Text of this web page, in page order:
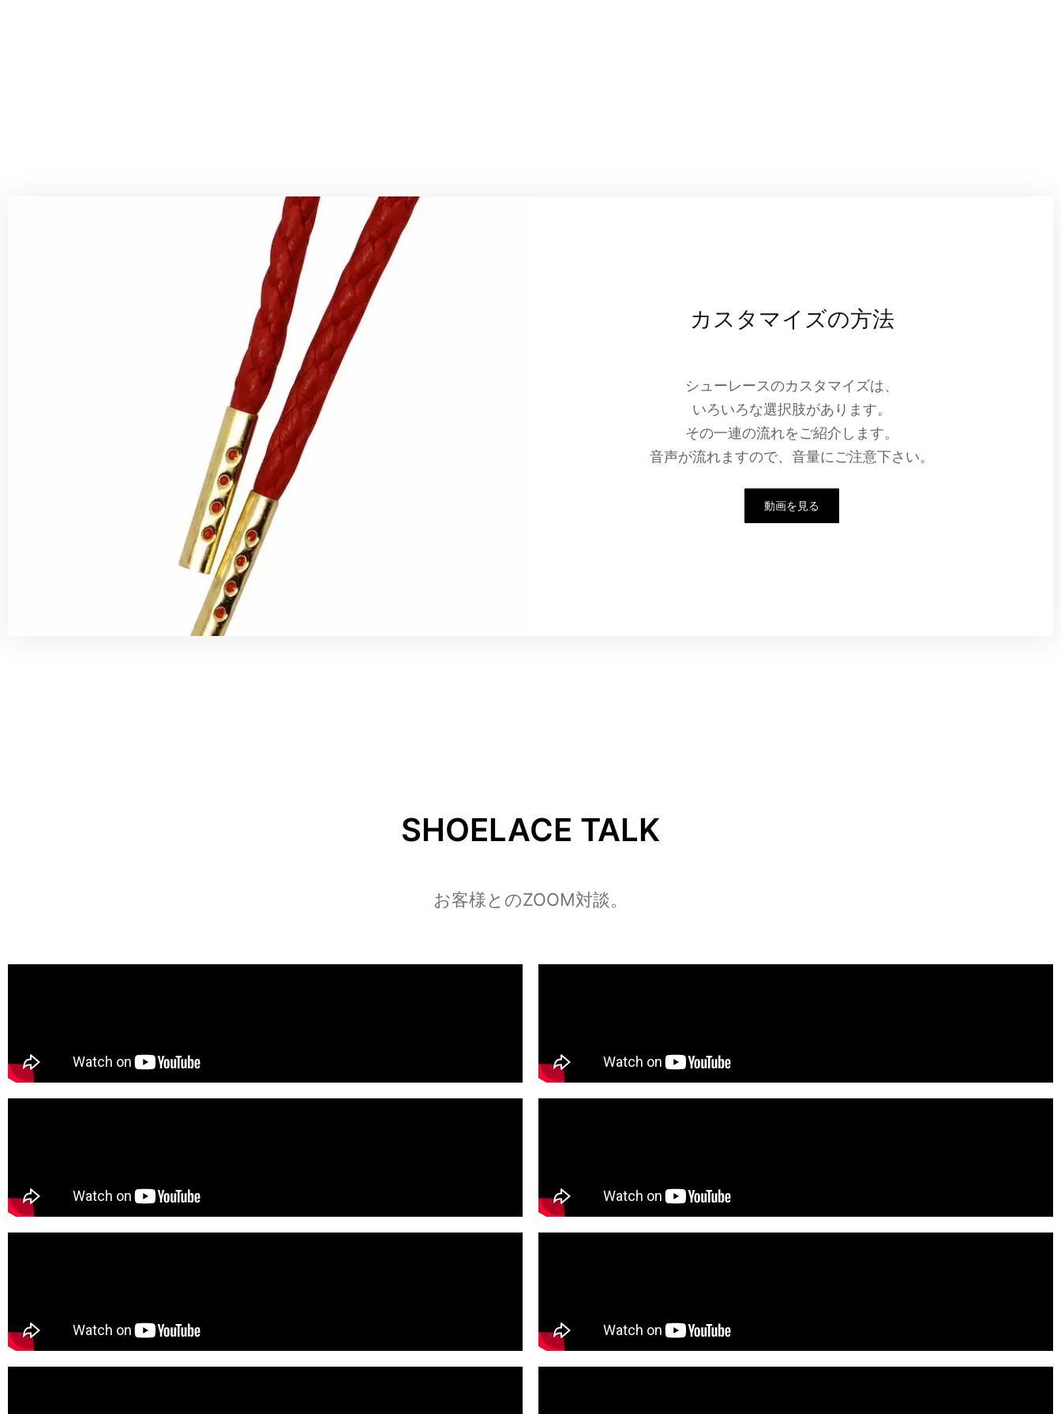
カスタマイズの方法
シューレースのカスタマイズは、
いろいろな選択肢があります。
その一連の流れをご紹介します。
音声が流れますので、音量にご注意下さい。
動画を見る
SHOELACE TALK
お客様とのZOOM対談。